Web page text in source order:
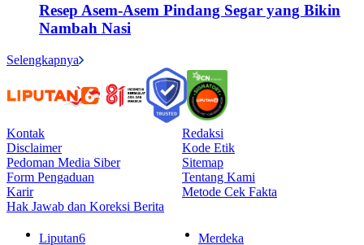
Resep Asem-Asem Pindang Segar yang Bikin
Nambah Nasi
Selengkapnya
Kontak
Redaksi
Disclaimer
Kode Etik
Pedoman Media Siber
Sitemap
Form Pengaduan
Tentang Kami
Karir
Metode Cek Fakta
Hak Jawab dan Koreksi Berita
Liputan6
Merdeka